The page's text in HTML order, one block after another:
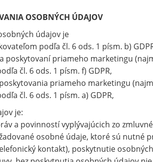
OSOBNÝCH ÚDAJOV
údajov je
podľa čl. 6 ods. 1 písm. b)
priameho marketingu
čl. 6 ods. 1 písm. f) GDPR,
priameho marketingu
čl. 6 ods. 1 písm. a) GDPR,
je:
a povinností vyplývajúcich zo
osobné údaje, ktoré sú nutné
kontakt), poskytnutie